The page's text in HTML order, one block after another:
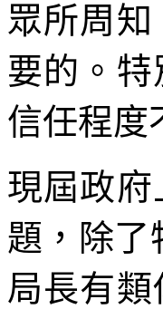
眾所周
要的。
信任程度
現屆政
題，除
局長有